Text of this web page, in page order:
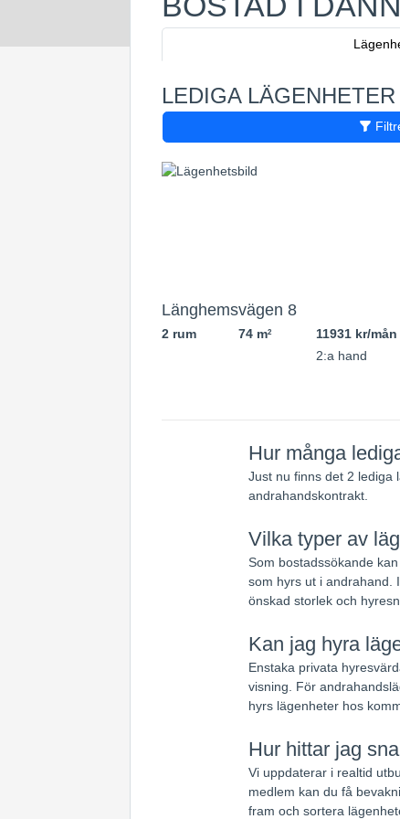
2
LEDIGA LÄGENHETER
Länghemsvägen 8
2 rum 74 m2
11931 kr/mån
2:a hand
Hur många
Just nu finns det 2 lediga
andrahandskontrakt.
Vilka typer av
Som bostadssökande
som hyrs ut i andrahand.
önskad storlek och
Kan jag hyra
Enstaka privata
visning. För
hyrs lägenheter hos
Hur hittar jag
Vi uppdaterar i realtid
medlem kan du få
fram och sortera